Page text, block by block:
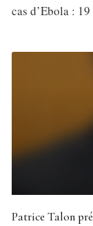
cas d’Ebola :
Patrice Talon